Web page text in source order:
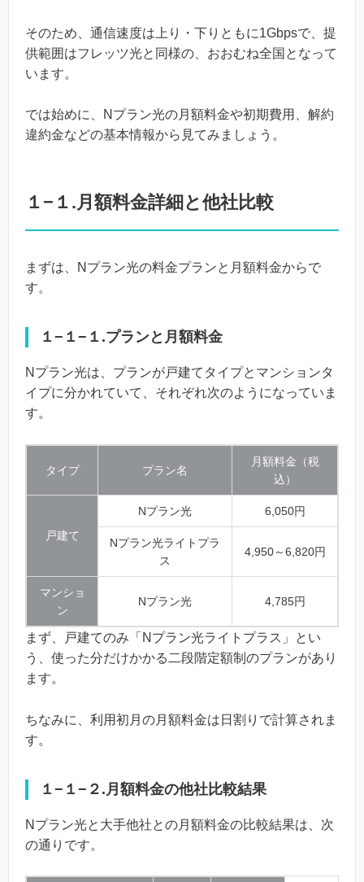
そのため、通信速度は上り・下りともに1Gbpsで、提
供範囲はフレッツ光と同様の、おおむね全国となって
います。
では始めに、Nプラン光の月額料金や初期費用、解約
違約金などの基本情報から見てみましょう。
１−１.月額料金詳細と他社比較
まずは、Nプラン光の料金プランと月額料金からで
す。
１−１−１.プランと月額料金
Nプラン光は、プランが戸建てタイプとマンションタ
イプに分かれていて、それぞれ次のようになっていま
す。
タイプ プラン名
月額料金（税
込）
戸建て
Nプラン光 6,050円
Nプラン光ライトプラ
ス
4,950～6,820円
マンショ
ン
Nプラン光 4,785円
まず、戸建てのみ「Nプラン光ライトプラス」とい
う、使った分だけかかる二段階定額制のプランがあり
ます。
ちなみに、利用初月の月額料金は日割りで計算されま
す。
１−１−２.月額料金の他社比較結果
Nプラン光と大手他社との月額料金の比較結果は、次
の通りです。